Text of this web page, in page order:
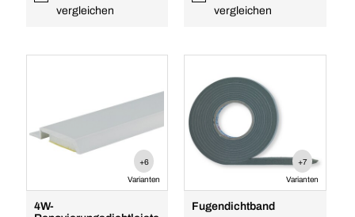
vergleichen
vergleichen
+6
Varianten
4W-
+7
Varianten
Fugendichtband